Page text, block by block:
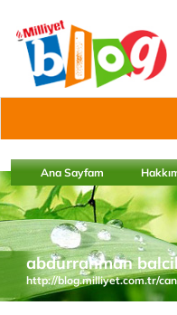
Ana Sayfam
abdurrahman
http://blog.milliyet.com.tr/